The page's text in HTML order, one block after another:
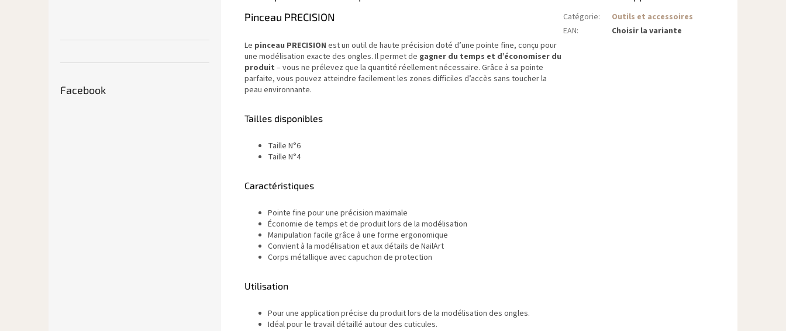
Facebook
Pinceau PRECISION
Le pinceau PRECISION est un outil de haute précision doté d’une pointe fine, conçu pour
une modélisation exacte des ongles. Il permet de gagner du temps et d’économiser du
produit – vous ne prélevez que la quantité réellement nécessaire. Grâce à sa pointe
parfaite, vous pouvez atteindre facilement les zones difficiles d’accès sans toucher la
peau environnante.
Tailles disponibles
Taille N°6
Taille N°4
Caractéristiques
Pointe fine pour une précision maximale
Économie de temps et de produit lors de la modélisation
Manipulation facile grâce à une forme ergonomique
Convient à la modélisation et aux détails de NailArt
Corps métallique avec capuchon de protection
Utilisation
Pour une application précise du produit lors de la modélisation des ongles.
Idéal pour le travail détaillé autour des cuticules.
Catégorie:
Outils et accessoires
EAN: Choisir la variante